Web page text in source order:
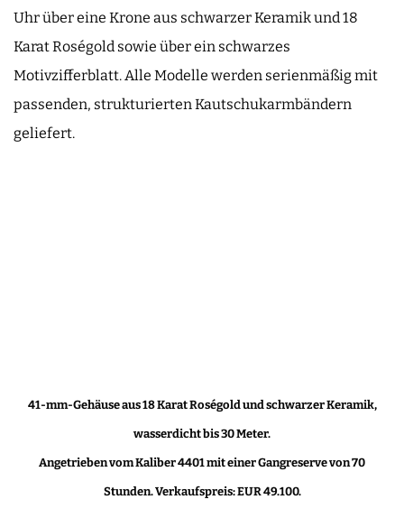
Uhr über eine Krone aus schwarzer Keramik und 18
Karat Roségold sowie über ein schwarzes
Motivzifferblatt. Alle Modelle werden serienmäßig mit
passenden, strukturierten Kautschukarmbändern
geliefert.
41-mm-Gehäuse aus 18 Karat Roségold und schwarzer Keramik,
wasserdicht bis 30 Meter.
Angetrieben vom Kaliber 4401 mit einer Gangreserve von 70
Stunden. Verkaufspreis: EUR 49.100.